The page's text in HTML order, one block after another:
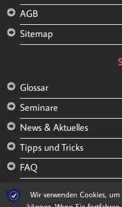
AGB
Sitemap
Glossar
Seminare
News & Aktuelles
Tipps und Tricks
FAQ
Wir verwenden Cookies,